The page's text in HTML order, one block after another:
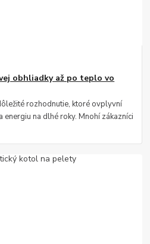
obhliadky až po teplo vo
rozhodnutie, ktoré ovplyvní
na dlhé roky. Mnohí zákazníci